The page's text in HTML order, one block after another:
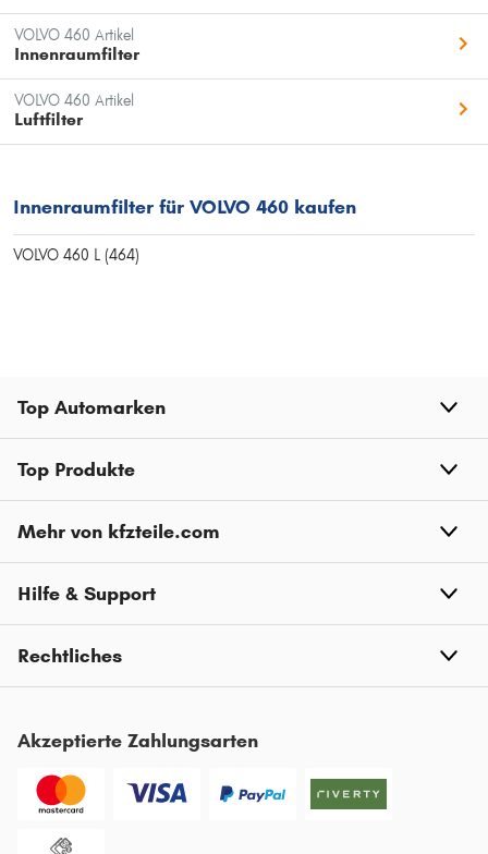
VOLVO 460 Artikel
Innenraumfilter
VOLVO 460 Artikel
Luftfilter
Innenraumfilter für VOLVO 460 kaufen
VOLVO 460 L (464)
Top Automarken
Top Produkte
Mehr von kfzteile.com
Hilfe & Support
Rechtliches
Akzeptierte Zahlungsarten